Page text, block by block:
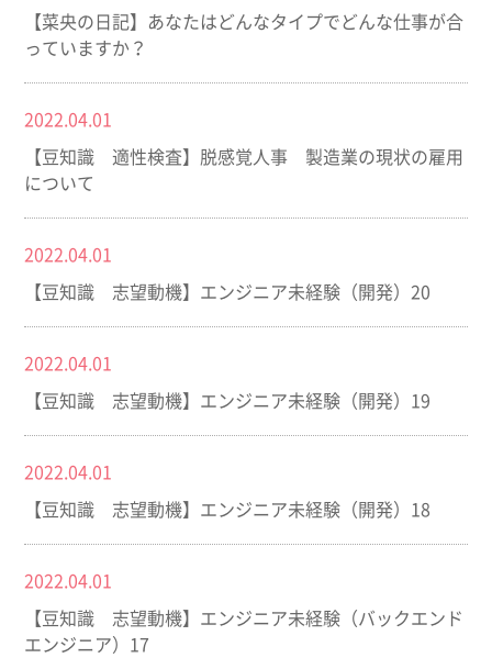
【菜央の日記】あなたはどんなタイプでどんな仕事が合
っていますか？
2022.04.01
【豆知識 適性検査】脱感覚人事 製造業の現状の雇用
について
2022.04.01
【豆知識 志望動機】エンジニア未経験（開発）20
2022.04.01
【豆知識 志望動機】エンジニア未経験（開発）19
2022.04.01
【豆知識 志望動機】エンジニア未経験（開発）18
2022.04.01
【豆知識 志望動機】エンジニア未経験（バックエンド
エンジニア）17